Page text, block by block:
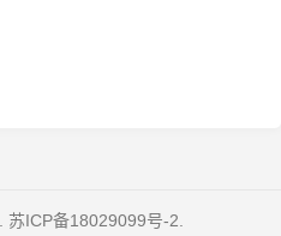
苏ICP备18029099号-2